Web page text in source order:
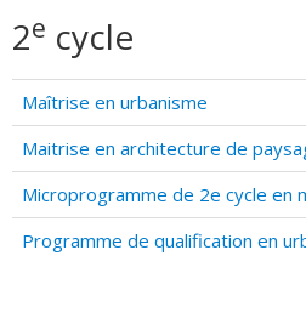
2e cycle
Maîtrise en urbanisme
Maitrise en architecture de
Microprogramme de 2e cycle
Programme de qualification en